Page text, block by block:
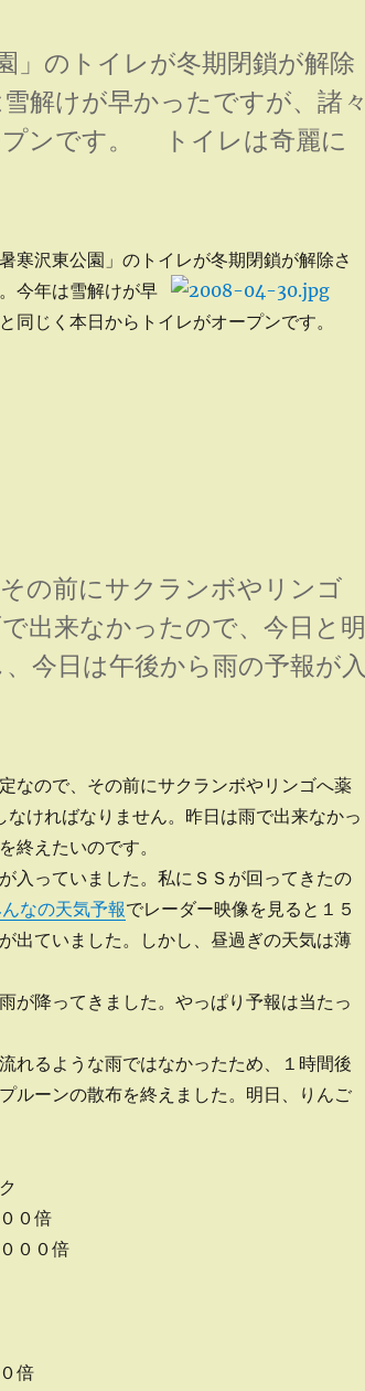
」のトイレが冬期閉鎖が解除
解けが早かったですが、諸々
プンです。 トイレは奇麗に
寒沢東公園」のトイレが冬期閉鎖が解除さ
今年は雪解けが早
同じく本日からトイレがオープンです。
の前にサクランボやリンゴ
出来なかったので、今日と明
今日は午後から雨の予報が入
なので、その前にサクランボやリンゴへ薬
ければなりません。 昨日は雨で出来なかっ
終えたいのです。
入っていました。私にＳＳが回ってきたの
なの天気予報でレーダー映像を見ると１５
出ていました。しかし、昼過ぎの天気は薄
が降ってきました。やっぱり予報は当たっ
れるような雨ではなかったため、１時間後
ルーンの散布を終えました。明日、りんご
０倍
０倍
倍